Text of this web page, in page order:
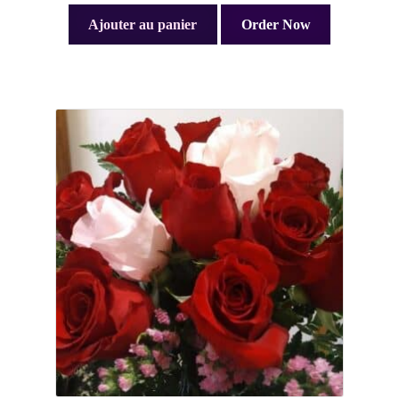
Ajouter au panier Order Now